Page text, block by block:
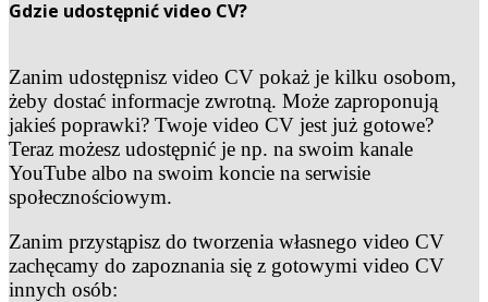
Gdzie udostępnić video CV?
Zanim udostępnisz video CV pokaż je kilku osobom,
żeby dostać informacje zwrotną. Może zaproponują
jakieś poprawki? Twoje video CV jest już gotowe?
Teraz możesz udostępnić je np. na swoim kanale
YouTube albo na swoim koncie na serwisie
społecznościowym.
Zanim przystąpisz do tworzenia własnego video CV
zachęcamy do zapoznania się z gotowymi video CV
innych osób: